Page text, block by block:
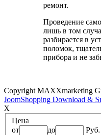
ремонт.
Проведение
лишь в том
разбирается в
поломок,
прибора и не
Copyright MAXXmarketing
JoomShopping Download &
X
Цена
от
до Руб.